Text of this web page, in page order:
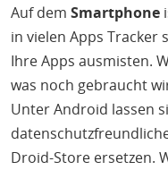
Auf dem Smartphone
in vielen Apps Tracker
Ihre Apps ausmisten.
was noch gebraucht
Unter Android lassen
Droid-Store ersetzen.